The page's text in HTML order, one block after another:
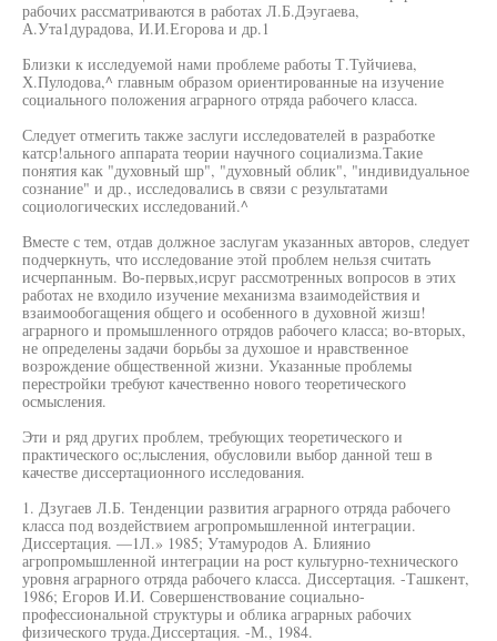
рабочих рассматриваются в работах Л.Б.Дэугаева,
А.Ута1дурадова, И.И.Егорова и др.1
Близки к исследуемой нами проблеме работы Т.Туйчиева,
Х.Пулодова,^ главным образом ориентированные на изучение
социального положения аграрного отряда рабочего класса.
Следует отмегить также заслуги исследователей в разработке
катср!ального аппарата теории научного социализма.Такие
понятия как "духовный шр", "духовный облик", "индивидуальное
сознание" и др., исследовались в связи с результатами
социологических исследований.^
Вместе с тем, отдав должное заслугам указанных авторов, следует
подчеркнуть, что исследование этой проблем нельзя считать
исчерпанным. Во-первых,исруг рассмотренных вопросов в этих
работах не входило изучение механизма взаимодействия и
взаимообогащения общего и особенного в духовной жизш!
аграрного и промышленного отрядов рабочего класса; во-вторых,
не определены задачи борьбы за духошое и нравственное
возрождение общественной жизни. Указанные проблемы
перестройки требуют качественно нового теоретического
осмысления.
Эти и ряд других проблем, требующих теоретического и
практического ос;лысления, обусловили выбор данной теш в
качестве диссертационного исследования.
1. Дзугаев Л.Б. Тенденции развития аграрного отряда рабочего
класса под воздействием агропромышленной интеграции.
Диссертация. —1Л.» 1985; Утамуродов А. Блиянио
агропромышленной интеграции на рост культурно-технического
уровня аграрного отряда рабочего класса. Диссертация. -Ташкент,
1986; Егоров И.И. Совершенствование социально-
профессиональной структуры и облика аграрных рабочих
физического труда.Диссертация. -М., 1984.